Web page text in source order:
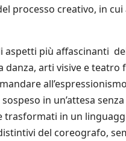
processo creativo, in cui
più affascinanti
danza, arti visive e
in un’attesa
in un
del coreografo,